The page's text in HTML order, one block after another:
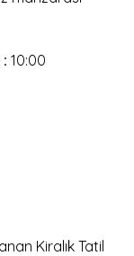
10:00
Kiralık Tatil